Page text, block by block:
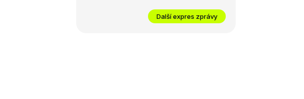
Další expres zprávy